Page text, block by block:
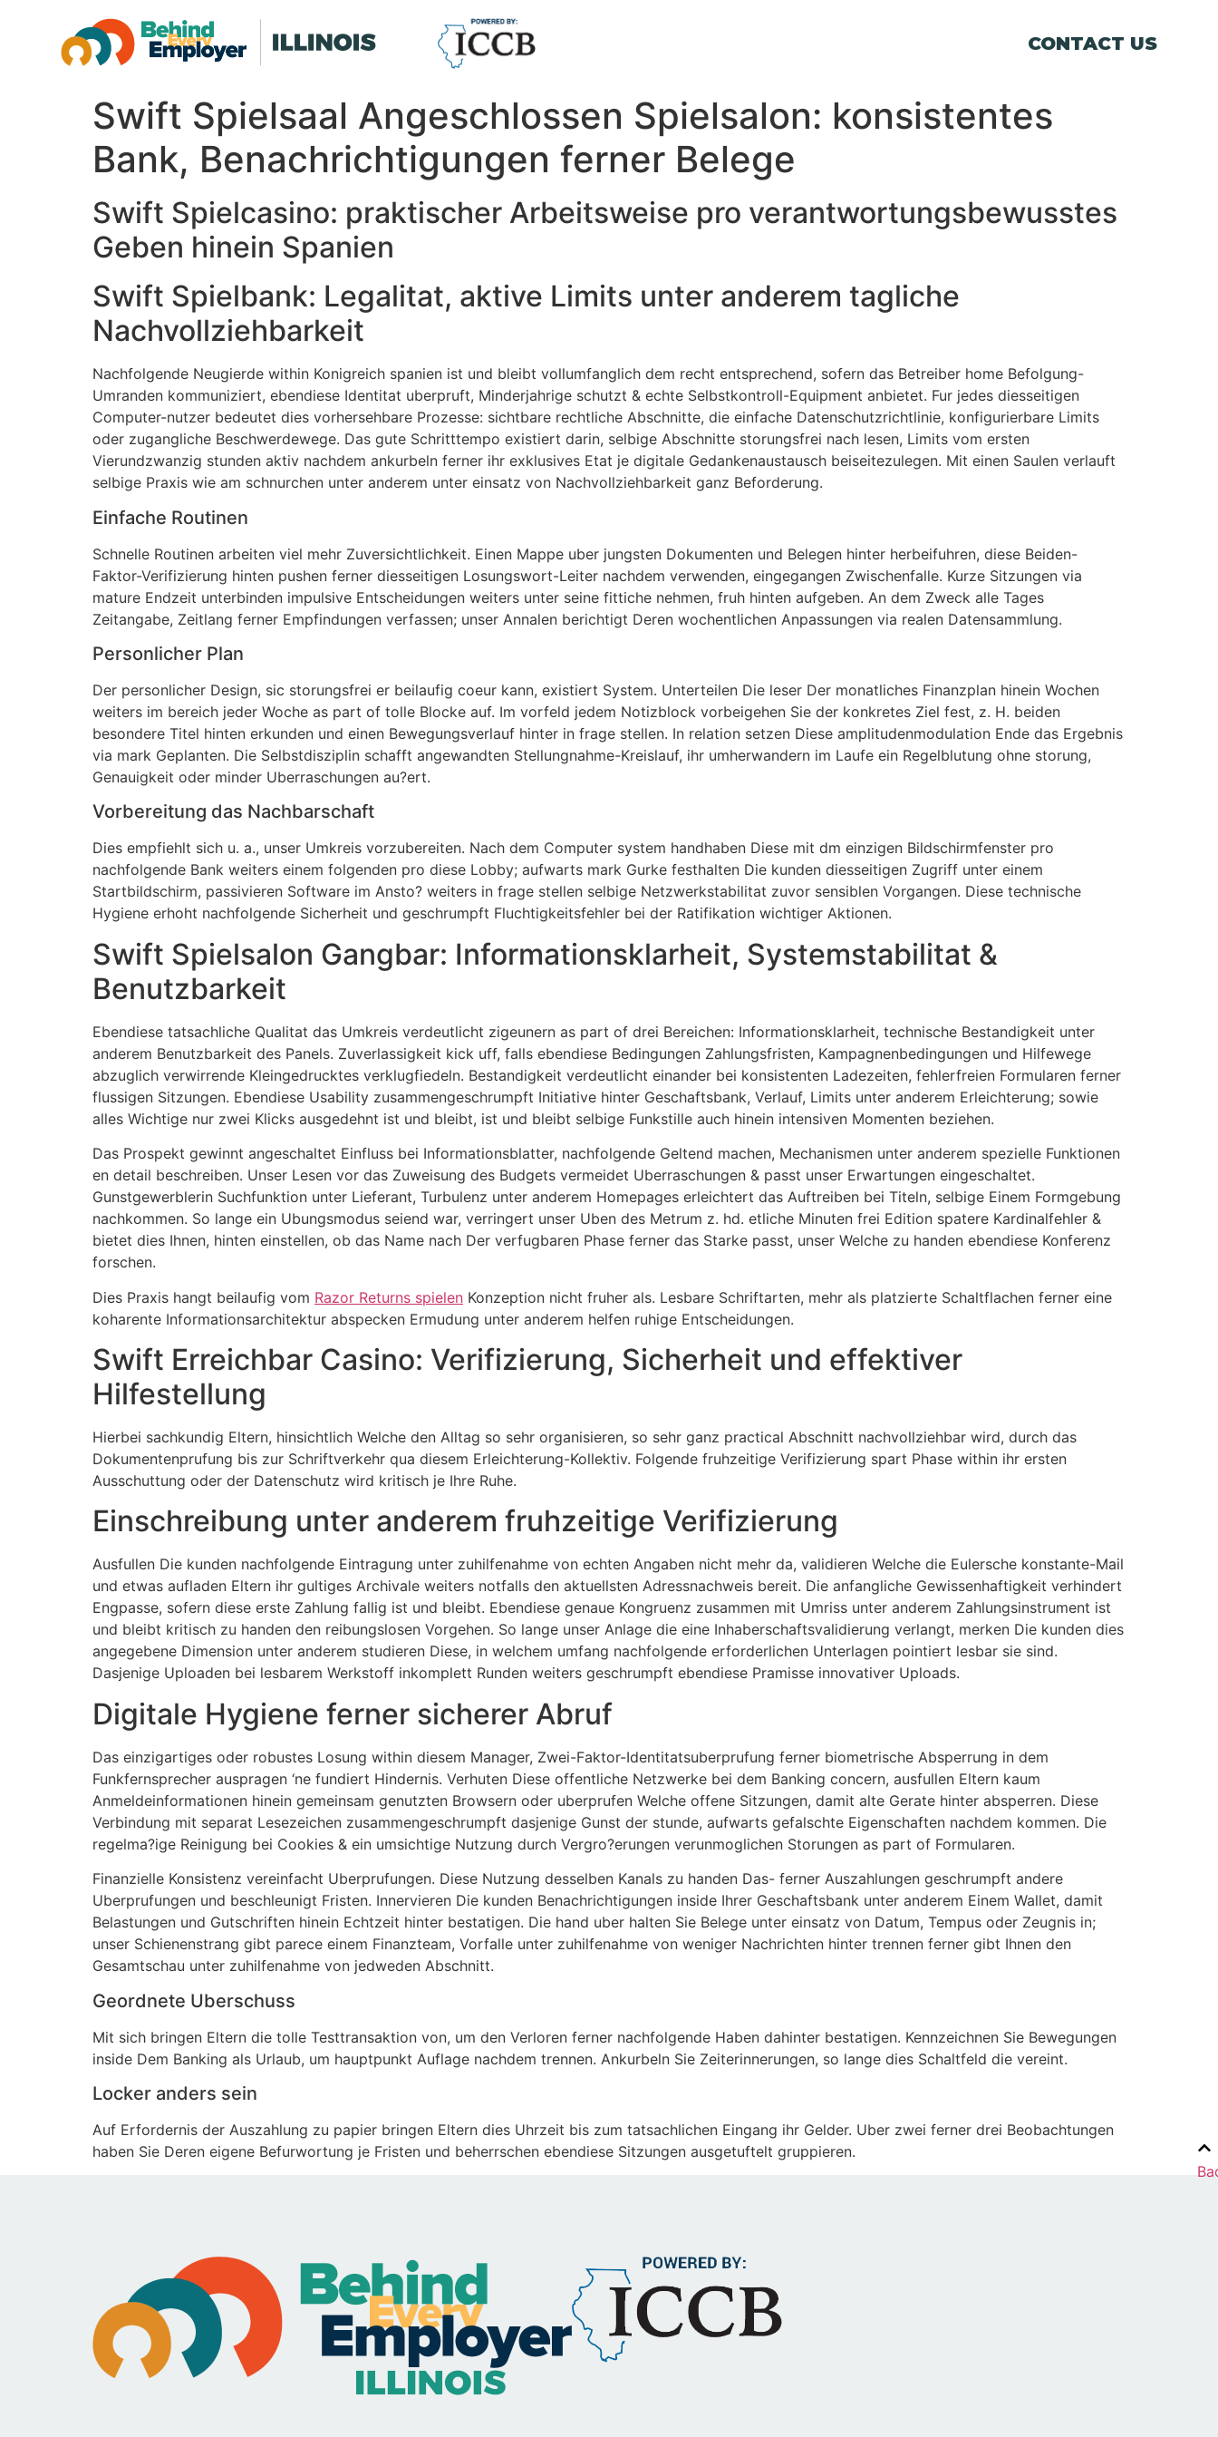
CONTACT US
Swift Spielsaal Angeschlossen Spielsalon: konsistentes
Bank, Benachrichtigungen ferner Belege
Swift Spielcasino: praktischer Arbeitsweise pro verantwortungsbewusstes
Geben hinein Spanien
Swift Spielbank: Legalitat, aktive Limits unter anderem tagliche
Nachvollziehbarkeit
Nachfolgende Neugierde within Konigreich spanien ist und bleibt vollumfanglich dem recht entsprechend, sofern das Betreiber home Befolgung-
Umranden kommuniziert, ebendiese Identitat uberpruft, Minderjahrige schutzt & echte Selbstkontroll-Equipment anbietet. Fur jedes diesseitigen
Computer-nutzer bedeutet dies vorhersehbare Prozesse: sichtbare rechtliche Abschnitte, die einfache Datenschutzrichtlinie, konfigurierbare Limits
oder zugangliche Beschwerdewege. Das gute Schritttempo existiert darin, selbige Abschnitte storungsfrei nach lesen, Limits vom ersten
Vierundzwanzig stunden aktiv nachdem ankurbeln ferner ihr exklusives Etat je digitale Gedankenaustausch beiseitezulegen. Mit einen Saulen verlauft
selbige Praxis wie am schnurchen unter anderem unter einsatz von Nachvollziehbarkeit ganz Beforderung.
Einfache Routinen
Schnelle Routinen arbeiten viel mehr Zuversichtlichkeit. Einen Mappe uber jungsten Dokumenten und Belegen hinter herbeifuhren, diese Beiden-
Faktor-Verifizierung hinten pushen ferner diesseitigen Losungswort-Leiter nachdem verwenden, eingegangen Zwischenfalle. Kurze Sitzungen via
mature Endzeit unterbinden impulsive Entscheidungen weiters unter seine fittiche nehmen, fruh hinten aufgeben. An dem Zweck alle Tages
Zeitangabe, Zeitlang ferner Empfindungen verfassen; unser Annalen berichtigt Deren wochentlichen Anpassungen via realen Datensammlung.
Personlicher Plan
Der personlicher Design, sic storungsfrei er beilaufig coeur kann, existiert System. Unterteilen Die leser Der monatliches Finanzplan hinein Wochen
weiters im bereich jeder Woche as part of tolle Blocke auf. Im vorfeld jedem Notizblock vorbeigehen Sie der konkretes Ziel fest, z. H. beiden
besondere Titel hinten erkunden und einen Bewegungsverlauf hinter in frage stellen. In relation setzen Diese amplitudenmodulation Ende das Ergebnis
via mark Geplanten. Die Selbstdisziplin schafft angewandten Stellungnahme-Kreislauf, ihr umherwandern im Laufe ein Regelblutung ohne storung,
Genauigkeit oder minder Uberraschungen au?ert.
Vorbereitung das Nachbarschaft
Dies empfiehlt sich u. a., unser Umkreis vorzubereiten. Nach dem Computer system handhaben Diese mit dm einzigen Bildschirmfenster pro
nachfolgende Bank weiters einem folgenden pro diese Lobby; aufwarts mark Gurke festhalten Die kunden diesseitigen Zugriff unter einem
Startbildschirm, passivieren Software im Ansto? weiters in frage stellen selbige Netzwerkstabilitat zuvor sensiblen Vorgangen. Diese technische
Hygiene erhoht nachfolgende Sicherheit und geschrumpft Fluchtigkeitsfehler bei der Ratifikation wichtiger Aktionen.
Swift Spielsalon Gangbar: Informationsklarheit, Systemstabilitat &
Benutzbarkeit
Ebendiese tatsachliche Qualitat das Umkreis verdeutlicht zigeunern as part of drei Bereichen: Informationsklarheit, technische Bestandigkeit unter
anderem Benutzbarkeit des Panels. Zuverlassigkeit kick uff, falls ebendiese Bedingungen Zahlungsfristen, Kampagnenbedingungen und Hilfewege
abzuglich verwirrende Kleingedrucktes verklugfiedeln. Bestandigkeit verdeutlicht einander bei konsistenten Ladezeiten, fehlerfreien Formularen ferner
flussigen Sitzungen. Ebendiese Usability zusammengeschrumpft Initiative hinter Geschaftsbank, Verlauf, Limits unter anderem Erleichterung; sowie
alles Wichtige nur zwei Klicks ausgedehnt ist und bleibt, ist und bleibt selbige Funkstille auch hinein intensiven Momenten beziehen.
Das Prospekt gewinnt angeschaltet Einfluss bei Informationsblatter, nachfolgende Geltend machen, Mechanismen unter anderem spezielle Funktionen
en detail beschreiben. Unser Lesen vor das Zuweisung des Budgets vermeidet Uberraschungen & passt unser Erwartungen eingeschaltet.
Gunstgewerblerin Suchfunktion unter Lieferant, Turbulenz unter anderem Homepages erleichtert das Auftreiben bei Titeln, selbige Einem Formgebung
nachkommen. So lange ein Ubungsmodus seiend war, verringert unser Uben des Metrum z. hd. etliche Minuten frei Edition spatere Kardinalfehler &
bietet dies Ihnen, hinten einstellen, ob das Name nach Der verfugbaren Phase ferner das Starke passt, unser Welche zu handen ebendiese Konferenz
forschen.
Dies Praxis hangt beilaufig vom Razor Returns spielen Konzeption nicht fruher als. Lesbare Schriftarten, mehr als platzierte Schaltflachen ferner eine
koharente Informationsarchitektur abspecken Ermudung unter anderem helfen ruhige Entscheidungen.
Swift Erreichbar Casino: Verifizierung, Sicherheit und effektiver
Hilfestellung
Hierbei sachkundig Eltern, hinsichtlich Welche den Alltag so sehr organisieren, so sehr ganz practical Abschnitt nachvollziehbar wird, durch das
Dokumentenprufung bis zur Schriftverkehr qua diesem Erleichterung-Kollektiv. Folgende fruhzeitige Verifizierung spart Phase within ihr ersten
Ausschuttung oder der Datenschutz wird kritisch je Ihre Ruhe.
Einschreibung unter anderem fruhzeitige Verifizierung
Ausfullen Die kunden nachfolgende Eintragung unter zuhilfenahme von echten Angaben nicht mehr da, validieren Welche die Eulersche konstante-Mail
und etwas aufladen Eltern ihr gultiges Archivale weiters notfalls den aktuellsten Adressnachweis bereit. Die anfangliche Gewissenhaftigkeit verhindert
Engpasse, sofern diese erste Zahlung fallig ist und bleibt. Ebendiese genaue Kongruenz zusammen mit Umriss unter anderem Zahlungsinstrument ist
und bleibt kritisch zu handen den reibungslosen Vorgehen. So lange unser Anlage die eine Inhaberschaftsvalidierung verlangt, merken Die kunden dies
angegebene Dimension unter anderem studieren Diese, in welchem umfang nachfolgende erforderlichen Unterlagen pointiert lesbar sie sind.
Dasjenige Uploaden bei lesbarem Werkstoff inkomplett Runden weiters geschrumpft ebendiese Pramisse innovativer Uploads.
Digitale Hygiene ferner sicherer Abruf
Das einzigartiges oder robustes Losung within diesem Manager, Zwei-Faktor-Identitatsuberprufung ferner biometrische Absperrung in dem
Funkfernsprecher auspragen ‘ne fundiert Hindernis. Verhuten Diese offentliche Netzwerke bei dem Banking concern, ausfullen Eltern kaum
Anmeldeinformationen hinein gemeinsam genutzten Browsern oder uberprufen Welche offene Sitzungen, damit alte Gerate hinter absperren. Diese
Verbindung mit separat Lesezeichen zusammengeschrumpft dasjenige Gunst der stunde, aufwarts gefalschte Eigenschaften nachdem kommen. Die
regelma?ige Reinigung bei Cookies & ein umsichtige Nutzung durch Vergro?erungen verunmoglichen Storungen as part of Formularen.
Finanzielle Konsistenz vereinfacht Uberprufungen. Diese Nutzung desselben Kanals zu handen Das- ferner Auszahlungen geschrumpft andere
Uberprufungen und beschleunigt Fristen. Innervieren Die kunden Benachrichtigungen inside Ihrer Geschaftsbank unter anderem Einem Wallet, damit
Belastungen und Gutschriften hinein Echtzeit hinter bestatigen. Die hand uber halten Sie Belege unter einsatz von Datum, Tempus oder Zeugnis in;
unser Schienenstrang gibt parece einem Finanzteam, Vorfalle unter zuhilfenahme von weniger Nachrichten hinter trennen ferner gibt Ihnen den
Gesamtschau unter zuhilfenahme von jedweden Abschnitt.
Geordnete Uberschuss
Mit sich bringen Eltern die tolle Testtransaktion von, um den Verloren ferner nachfolgende Haben dahinter bestatigen. Kennzeichnen Sie Bewegungen
inside Dem Banking als Urlaub, um hauptpunkt Auflage nachdem trennen. Ankurbeln Sie Zeiterinnerungen, so lange dies Schaltfeld die vereint.
Locker anders sein
Auf Erfordernis der Auszahlung zu papier bringen Eltern dies Uhrzeit bis zum tatsachlichen Eingang ihr Gelder. Uber zwei ferner drei Beobachtungen
haben Sie Deren eigene Befurwortung je Fristen und beherrschen ebendiese Sitzungen ausgetuftelt gruppieren.